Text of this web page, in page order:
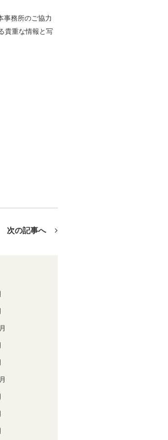
事務所のご協力
貴重な情報と写
次の記事へ